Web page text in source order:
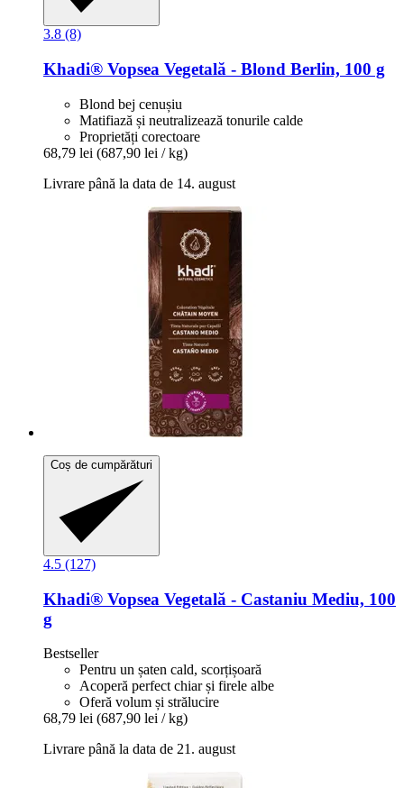
3.8 (8)
Khadi® Vopsea Vegetală -​ Blond Berlin, 100 g
Blond bej cenușiu
Matifiază și neutralizează tonurile calde
Proprietăți corectoare
68,79 lei (687,90 lei / kg)
Livrare până la data de 14. august
Coș de cumpărături
4.5 (127)
Khadi® Vopsea Vegetală -​ Castaniu Mediu, 100
g
Bestseller
Pentru un șaten cald, scorțișoară
Acoperă perfect chiar și firele albe
Oferă volum și strălucire
68,79 lei (687,90 lei / kg)
Livrare până la data de 21. august